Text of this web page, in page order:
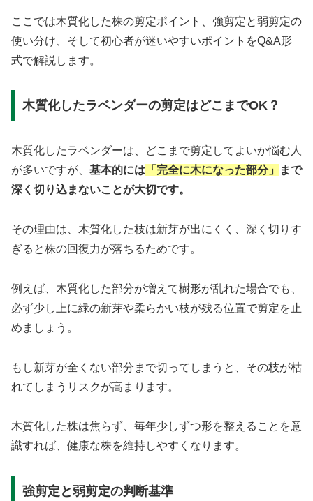
ここでは木質化した株の剪定ポイント、強剪定と弱剪定の
使い分け、そして初心者が迷いやすいポイントをQ&A形
式で解説します。
木質化したラベンダーの剪定はどこまでOK？
木質化したラベンダーは、どこまで剪定してよいか悩む人
が多いですが、 基本的には 「完全に木になった部分」
まで
深く切り込まないことが大切です。
その理由は、木質化した枝は新芽が出にくく、深く切りす
ぎると株の回復力が落ちるためです。
例えば、木質化した部分が増えて樹形が乱れた場合でも、
必ず少し上に緑の新芽や柔らかい枝が残る位置で剪定を止
めましょう。
もし新芽が全くない部分まで切ってしまうと、その枝が枯
れてしまうリスクが高まります。
木質化した株は焦らず、毎年少しずつ形を整えることを意
識すれば、健康な株を維持しやすくなります。
強剪定と弱剪定の判断基準